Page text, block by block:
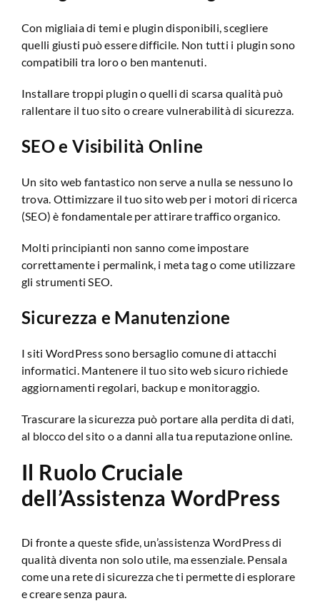
Con migliaia di temi e plugin disponibili, scegliere
quelli giusti può essere difficile. Non tutti i plugin sono
compatibili tra loro o ben mantenuti.
Installare troppi plugin o quelli di scarsa qualità può
rallentare il tuo sito o creare vulnerabilità di sicurezza.
SEO e Visibilità Online
Un sito web fantastico non serve a nulla se nessuno lo
trova. Ottimizzare il tuo sito web per i motori di ricerca
(SEO) è fondamentale per attirare traffico organico.
Molti principianti non sanno come impostare
correttamente i permalink, i meta tag o come utilizzare
gli strumenti SEO.
Sicurezza e Manutenzione
I siti WordPress sono bersaglio comune di attacchi
informatici. Mantenere il tuo sito web sicuro richiede
aggiornamenti regolari, backup e monitoraggio.
Trascurare la sicurezza può portare alla perdita di dati,
al blocco del sito o a danni alla tua reputazione online.
Il Ruolo Cruciale
dell’Assistenza WordPress
Di fronte a queste sfide, un’assistenza WordPress di
qualità diventa non solo utile, ma essenziale. Pensala
come una rete di sicurezza che ti permette di esplorare
e creare senza paura.